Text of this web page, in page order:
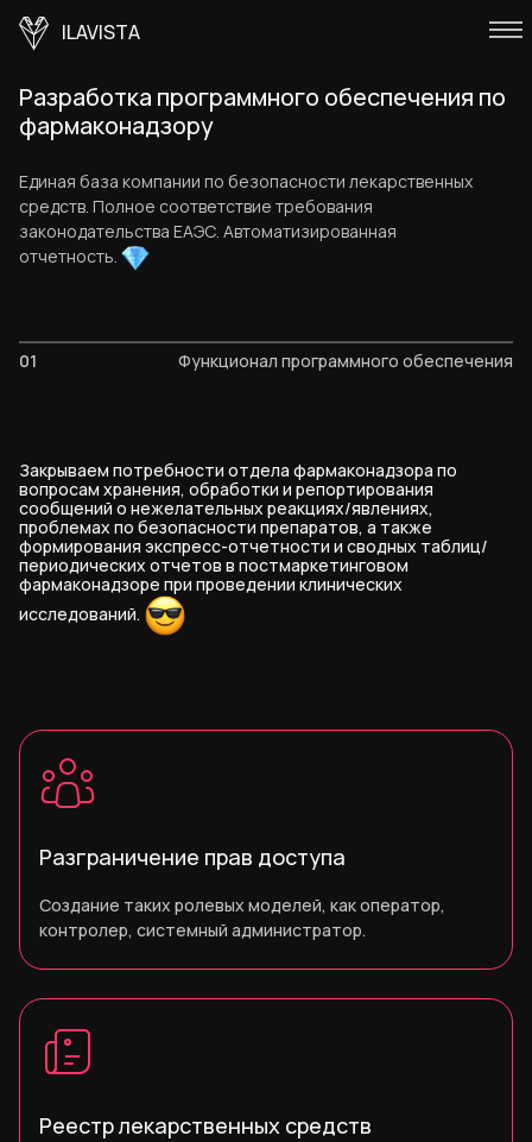
ILAVISTA
Разработка программного обеспечения по
фармаконадзору
Единая база компании по безопасности лекарственных
средств. Полное соответствие требования
законодательства ЕАЭС. Автоматизированная
отчетность.
01 Функционал программного обеспечения
Закрываем потребности отдела фармаконадзора по
вопросам хранения, обработки и репортирования
сообщений о нежелательных реакциях/явлениях,
проблемах по безопасности препаратов, а также
формирования экспресс-отчетности и сводных таблиц/
периодических отчетов в постмаркетинговом
фармаконадзоре при проведении клинических
исследований.
Разграничение прав доступа
Создание таких ролевых моделей, как оператор,
контролер, системный администратор.
Реестр лекарственных средств